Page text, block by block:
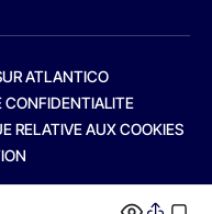
ATLANTICO
CONFIDENTIALITE
RELATIVE AUX COOKIES